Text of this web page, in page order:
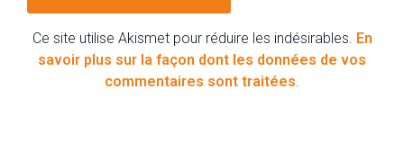
Ce site utilise Akismet pour réduire les indésirables. En
savoir plus sur la façon dont les données de vos
commentaires sont traitées